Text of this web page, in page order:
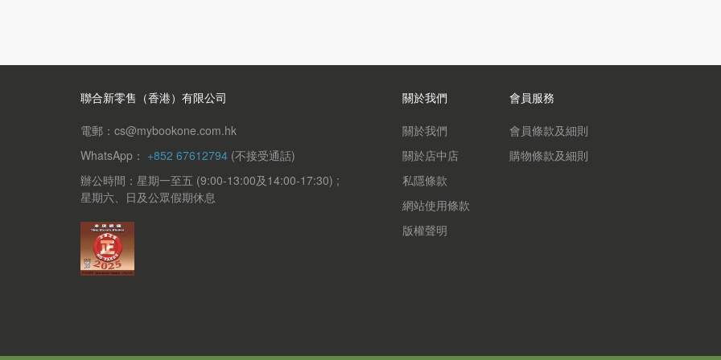
聯合新零售（香港）有限公司
電郵：cs@mybookone.com.hk
WhatsApp： +852 67612794 (不接受通話)
辦公時間：星期一至五 (9:00-13:00及14:00-17:30) ;
星期六、日及公眾假期休息
關於我們
關於我們
關於店中店
私隱條款
網站使用條款
版權聲明
會員服務
會員條款及細則
購物條款及細則